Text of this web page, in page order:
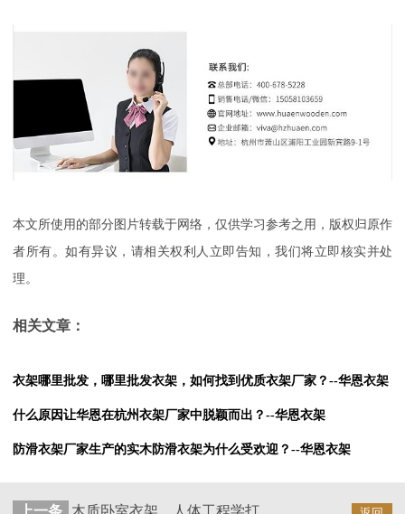
本文所使用的部分图片转载于网络，仅供学习参考之用，版权归原作
者所有。如有异议，请相关权利人立即告知，我们将立即核实并处
理。
相关文章：
衣架哪里批发，哪里批发衣架，如何找到优质衣架厂家？--华恩衣架
什么原因让华恩在杭州衣架厂家中脱颖而出？--华恩衣架
防滑衣架厂家生产的实木防滑衣架为什么受欢迎？--华恩衣架